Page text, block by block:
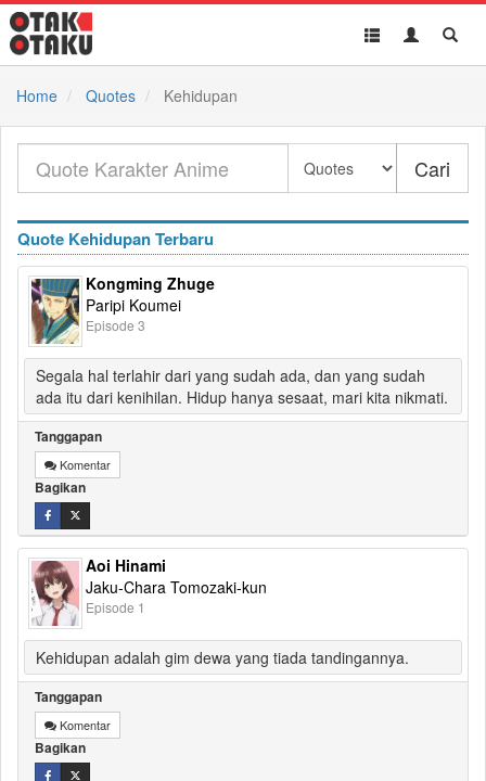
Toggle
Toggle
Home
Quotes Kehidupan
Cari
Quote Kehidupan Terbaru
Kongming Zhuge
Paripi Koumei
Episode 3
Segala hal terlahir dari yang sudah ada, dan yang sudah
ada itu dari kenihilan. Hidup hanya sesaat, mari kita nikmati.
Tanggapan
Komentar
Bagikan
Aoi Hinami
Jaku-Chara Tomozaki-kun
Episode 1
Kehidupan adalah gim dewa yang tiada tandingannya.
Tanggapan
Komentar
Bagikan